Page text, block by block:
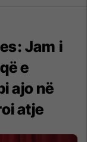
Jam i
e
ajo në
atje